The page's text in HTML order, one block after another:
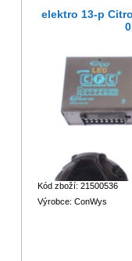
elektro 13-p
Kód zboží: 21500536
Výrobce: ConWys